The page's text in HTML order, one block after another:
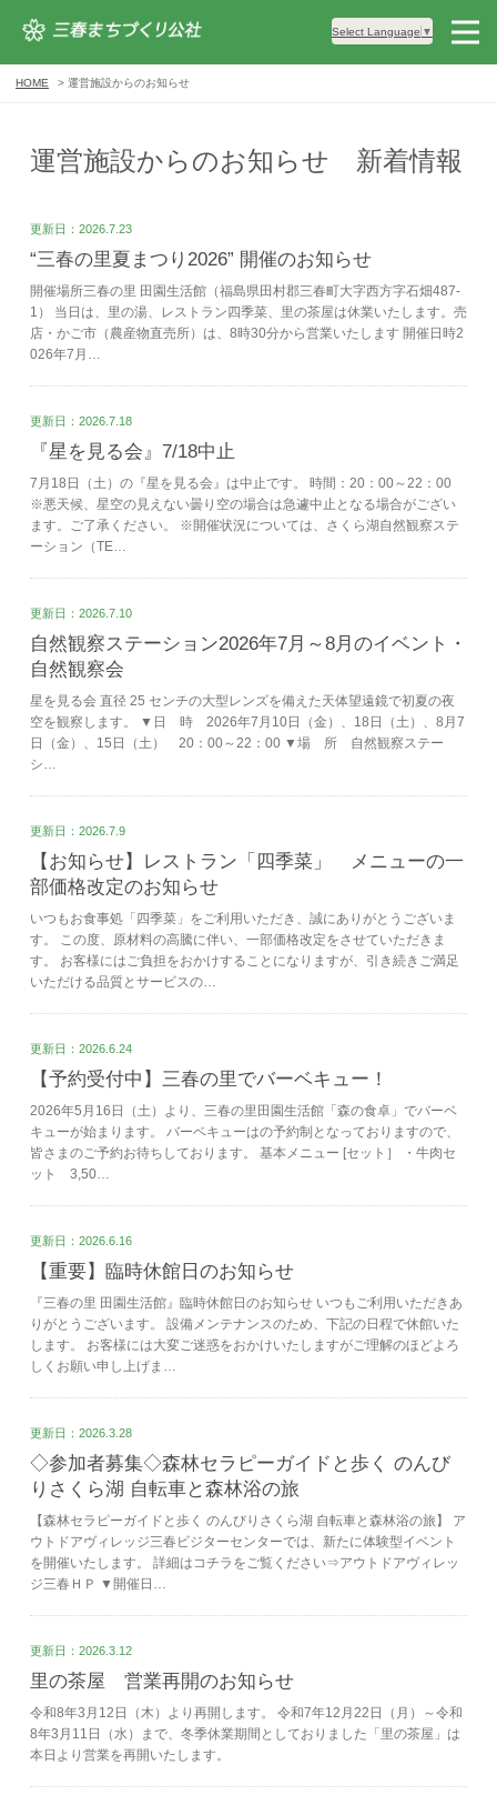
Select Language ▼
HOME 運営施設からのお知らせ
運営施設からのお知らせ 新着情報
更新日：2026.7.23
“三春の里夏まつり2026” 開催のお知らせ
開催場所三春の里 田園生活館（福島県田村郡三春町大字西方字石畑487-
1） 当日は、里の湯、レストラン四季菜、里の茶屋は休業いたします。売
店・かご市（農産物直売所）は、8時30分から営業いたします 開催日時2
026年7月…
更新日：2026.7.18
『星を見る会』7/18中止
7月18日（土）の『星を見る会』は中止です。 時間：20：00～22：00
※悪天候、星空の見えない曇り空の場合は急遽中止となる場合がござい
ます。ご了承ください。 ※開催状況については、さくら湖自然観察ステ
ーション（TE…
更新日：2026.7.10
自然観察ステーション2026年7月～8月のイベント・
自然観察会
星を見る会 直径 25 センチの大型レンズを備えた天体望遠鏡で初夏の夜
空を観察します。 ▼日 時 2026年7月10日（金）、18日（土）、8月7
日（金）、15日（土） 20：00～22：00 ▼場 所 自然観察ステー
シ…
更新日：2026.7.9
【お知らせ】レストラン「四季菜」 メニューの一
部価格改定のお知らせ
いつもお食事処「四季菜」をご利用いただき、誠にありがとうございま
す。 この度、原材料の高騰に伴い、一部価格改定をさせていただきま
す。 お客様にはご負担をおかけすることになりますが、引き続きご満足
いただける品質とサービスの…
更新日：2026.6.24
【予約受付中】三春の里でバーベキュー！
2026年5月16日（土）より、三春の里田園生活館「森の食卓」でバーベ
キューが始まります。 バーベキューはの予約制となっておりますので、
皆さまのご予約お待ちしております。 基本メニュー [セット］ ・牛肉セ
ット 3,50…
更新日：2026.6.16
【重要】臨時休館日のお知らせ
『三春の里 田園生活館』臨時休館日のお知らせ いつもご利用いただきあ
りがとうございます。 設備メンテナンスのため、下記の日程で休館いた
します。 お客様には大変ご迷惑をおかけいたしますがご理解のほどよろ
しくお願い申し上げま…
更新日：2026.3.28
◇参加者募集◇森林セラピーガイドと歩く のんび
りさくら湖 自転車と森林浴の旅
【森林セラピーガイドと歩く のんびりさくら湖 自転車と森林浴の旅】 ア
ウトドアヴィレッジ三春ビジターセンターでは、新たに体験型イベント
を開催いたします。 詳細はコチラをご覧ください⇒アウトドアヴィレッ
ジ三春ＨＰ ▼開催日…
更新日：2026.3.12
里の茶屋 営業再開のお知らせ
令和8年3月12日（木）より再開します。 令和7年12月22日（月）～令和
8年3月11日（水）まで、冬季休業期間としておりました「里の茶屋」は
本日より営業を再開いたします。